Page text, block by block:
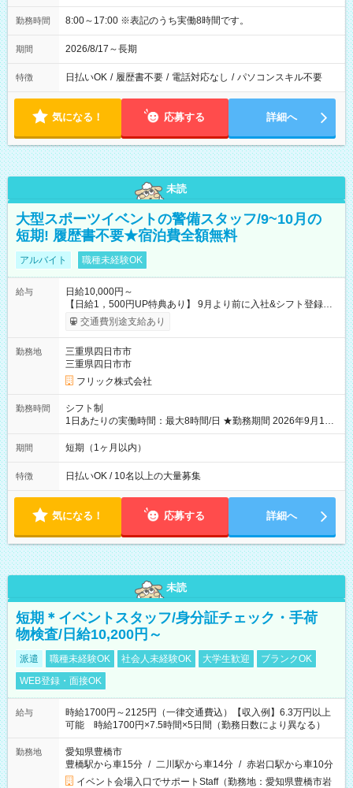
勤務時間 8:00～17:00 ※表記のうち実働8時間です。
期間 2026/8/17～長期
特徴 日払いOK / 履歴書不要 / 電話対応なし / パソコンスキル不要
気になる！ 応募する 詳細へ
未読
大型スポーツイベントの警備スタッフ/9~10月の
短期! 履歴書不要★宿泊費全額無料
アルバイト 職種未経験OK
給与
日給10,000円～
【日給1，500円UP特典あり】 9月より前に入社&シフト登録す
ると 期間中(9/16~10/23) の日給がUP! 日給1万1500円でしっか
り稼げます♪ 【試用期間】試用期間なし
交通費別途支給あり
勤務地
三重県四日市市
三重県四日市市
フリック株式会社
勤務時間
シフト制
1日あたりの実働時間：最大8時間/日 ★勤務期間 2026年9月16
日~2026年10月23日 短期勤務OK! 期間中フル勤務できる方優遇
※週3~5日勤務(勤務日数応相談) ※期間前から勤務スタートも可
り ※夜勤シフトあり
期間 短期（1ヶ月以内）
特徴 日払いOK / 10名以上の大量募集
気になる！ 応募する 詳細へ
未読
短期＊イベントスタッフ/身分証チェック・手荷
物検査/日給10,200円～
派遣 職種未経験OK 社会人未経験OK 大学生歓迎
ブランクOK
WEB登録・面接OK
給与
時給1700円～2125円（一律交通費込）【収入例】6.3万円以上
可能 時給1700円×7.5時間×5日間（勤務日数により異なる）
勤務地
愛知県豊橋市
豊橋駅から車15分 / 二川駅から車14分 / 赤岩口駅から車10分
イベント会場入口でサポートStaff（勤務地：愛知県豊橋市岩